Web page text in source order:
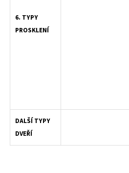
6. TYPY
PROSKLENÍ
DALŠÍ TYPY
DVEŘÍ